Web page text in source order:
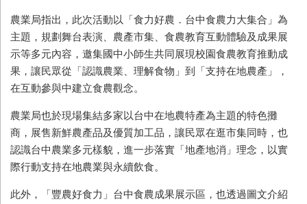
農業局指出，此次活動以「食力好農．台中食農力大集合」為
主題，規劃舞台表演、農產市集、食農教育互動體驗及成果展
示等多元內容，邀集國中小師生共同展現校園食農教育推動成
果，讓民眾從「認識農業、理解食物」到「支持在地農產」，
在互動參與中建立食農觀念。
農業局也於現場集結多家以台中在地農特產為主題的特色攤
商，展售新鮮農產品及優質加工品，讓民眾在逛市集同時，也
認識台中農業多元樣貌，進一步落實「地產地消」理念，以實
際行動支持在地農業與永續飲食。
此外，「豐農好食力」台中食農成果展示區，也透過圖文介紹